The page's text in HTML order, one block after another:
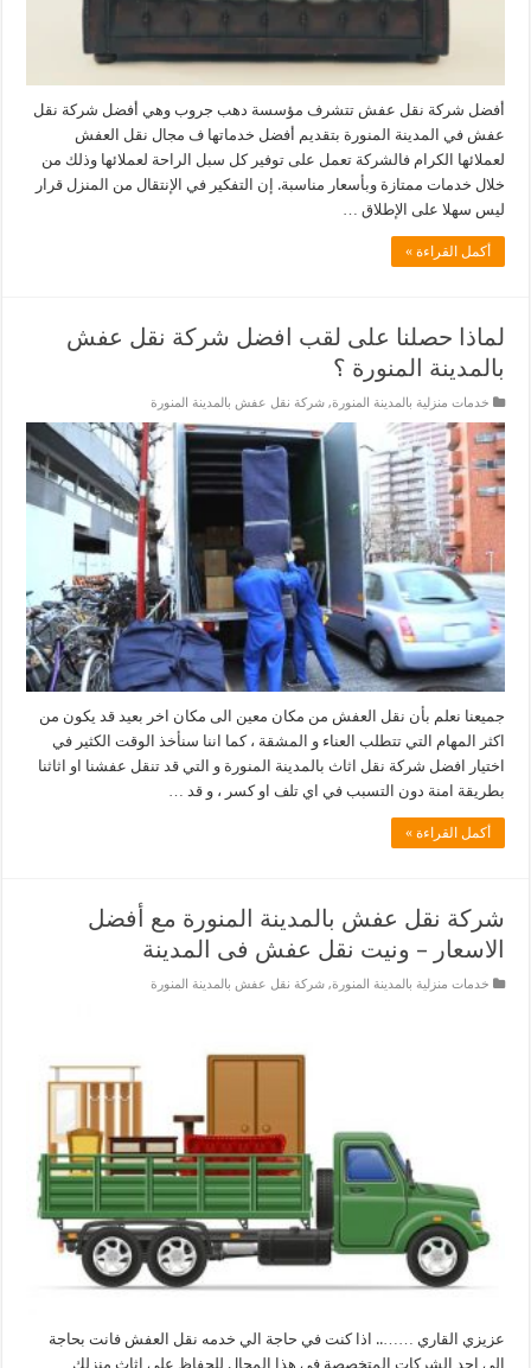
أفضل شركة نقل عفش تتشرف مؤسسة دهب جروب وهي أفضل شركة نقل
عفش في المدينة المنورة بتقديم أفضل خدماتها ف مجال نقل العفش
لعملائها الكرام فالشركة تعمل على توفير كل سبل الراحة لعملائها وذلك من
خلال خدمات ممتازة وبأسعار مناسبة. إن التفكير في الإنتقال من المنزل قرار
ليس سهلا على الإطلاق …
أكمل القراءة »
لماذا حصلنا على لقب افضل شركة نقل عفش
بالمدينة المنورة ؟
خدمات منزلية بالمدينة المنورة,شركة نقل عفش بالمدينة المنورة
جميعنا نعلم بأن نقل العفش من مكان معين الى مكان اخر بعيد قد يكون من
اكثر المهام التي تتطلب العناء و المشقة ، كما اننا سنأخذ الوقت الكثير في
اختيار افضل شركة نقل اثاث بالمدينة المنورة و التي قد تنقل عفشنا او اثاثنا
بطريقة امنة دون التسبب في اي تلف او كسر ، و قد …
أكمل القراءة »
شركة نقل عفش بالمدينة المنورة مع أفضل
الاسعار – ونيت نقل عفش فى المدينة
خدمات منزلية بالمدينة المنورة,شركة نقل عفش بالمدينة المنورة
عزيزي القاري …….. اذا كنت في حاجة الي خدمه نقل العفش فانت بحاجة
الي احد الشركات المتخصصة في هذا المجال للحفاظ علي اثاث منزلك